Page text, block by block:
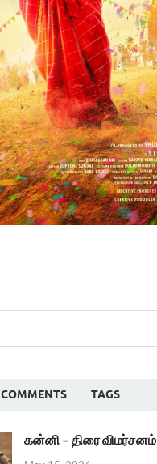
COMMENTS TAGS
கன்னி – திரை விமர்சனம்